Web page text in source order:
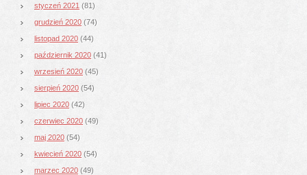
styczeń 2021 (81)
grudzień 2020 (74)
listopad 2020 (44)
październik 2020 (41)
wrzesień 2020 (45)
sierpień 2020 (54)
lipiec 2020 (42)
czerwiec 2020 (49)
maj 2020 (54)
kwiecień 2020 (54)
marzec 2020 (49)